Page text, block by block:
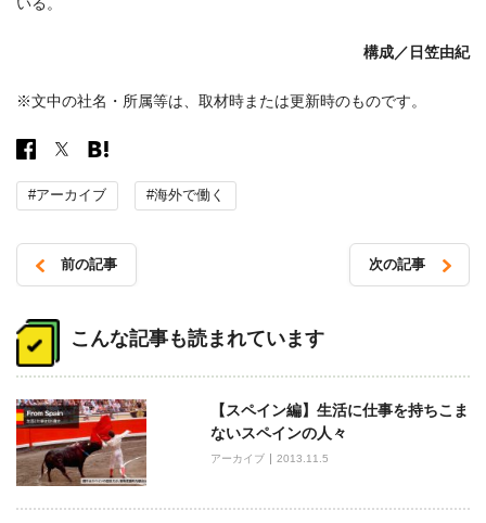
構成／日笠由紀
※文中の社名・所属等は、取材時または更新時のものです。
#アーカイブ #海外で働く
稿
ナ
ゲ
ー
シ
ョ
前の記事 次の記事
こんな記事も読まれています
【スペイン編】生活に仕事を持ちこま
ないスペインの人々
アーカイブ 2013.11.5